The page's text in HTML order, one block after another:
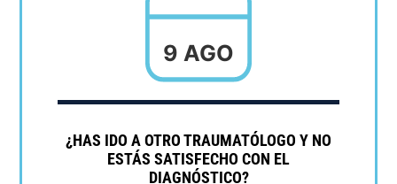
9 AGO
¿HAS IDO A OTRO TRAUMATÓLOGO Y NO
ESTÁS SATISFECHO CON EL
DIAGNÓSTICO?